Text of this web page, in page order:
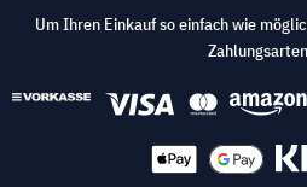
Um Ihren Einkauf so einfach wie